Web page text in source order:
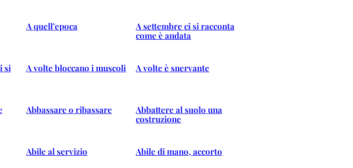
A quell’epoca
A settembre ci si racconta
come è andata
si
A volte bloccano i muscoli A volte è snervante
Abbassare o ribassare
Abbattere al suolo una
costruzione
Abile al servizio Abile di mano, accorto